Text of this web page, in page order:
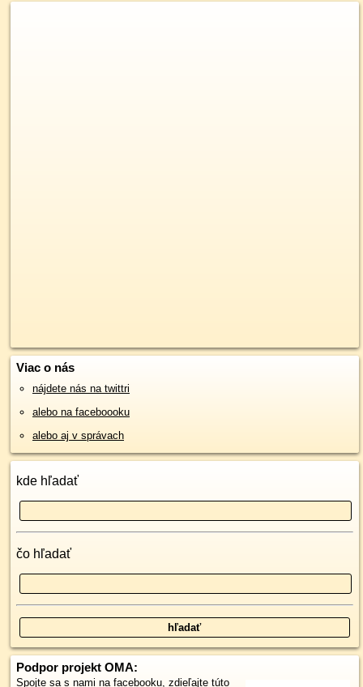
Viac o nás
nájdete nás na twittri
alebo na faceboooku
alebo aj v správach
kde hľadať
čo hľadať
Podpor projekt OMA:
Spojte sa s nami na facebooku, zdieľajte túto